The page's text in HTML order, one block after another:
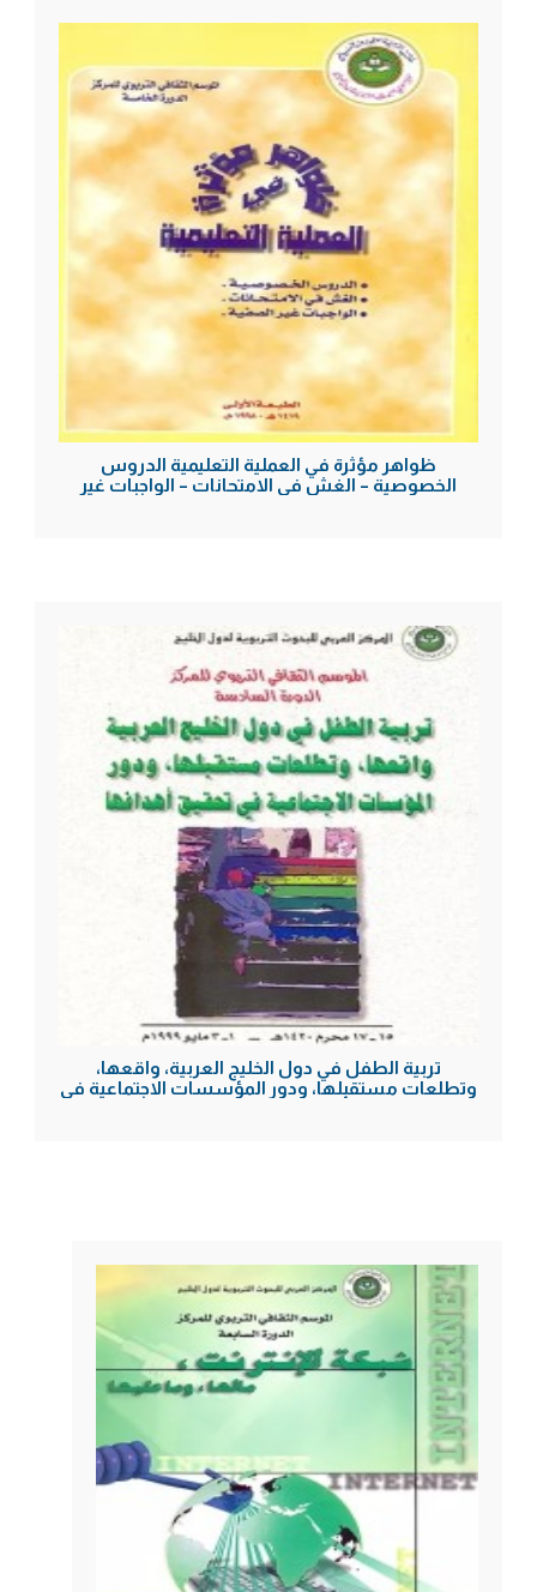
ظواهر مؤثرة في العملية التعليمية الدروس
الخصوصية – الغش في الامتحانات – الواجبات غير
تربية الطفل في دول الخليج العربية، واقعها،
وتطلعات مستقبلها، ودور المؤسسات الاجتماعية في